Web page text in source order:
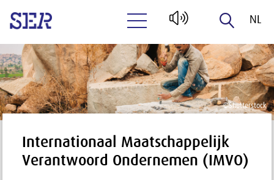
Naar hoofdinhoud
NL
EN
©Shutterstock
Internationaal Maatschappelijk
Verantwoord Ondernemen (IMVO)